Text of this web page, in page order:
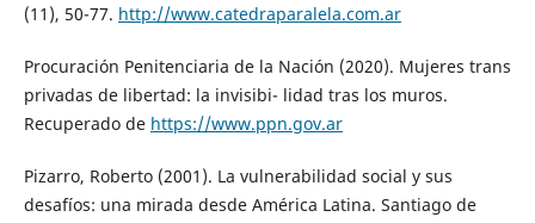
(11), 50-77. http://www.catedraparalela.com.ar
Procuración Penitenciaria de la Nación (2020). Mujeres trans
privadas de libertad: la invisibi- lidad tras los muros.
Recuperado de https://www.ppn.gov.ar
Pizarro, Roberto (2001). La vulnerabilidad social y sus
desafíos: una mirada desde América Latina. Santiago de